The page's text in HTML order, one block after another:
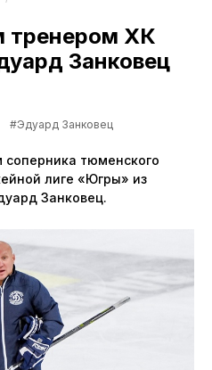
тренером ХК
Занковец
#Эдуард Занковец
тюменского
лиге «Югры» из
Занковец.